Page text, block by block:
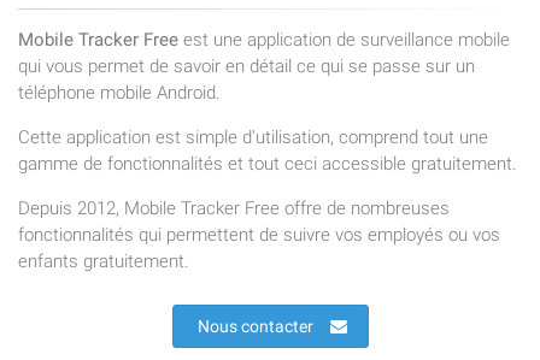
Mobile Tracker Free est une application de surveillance mobile
qui vous permet de savoir en détail ce qui se passe sur un
téléphone mobile Android.
Cette application est simple d'utilisation, comprend tout une
gamme de fonctionnalités et tout ceci accessible gratuitement.
Depuis 2012, Mobile Tracker Free offre de nombreuses
fonctionnalités qui permettent de suivre vos employés ou vos
enfants gratuitement.
Nous contacter